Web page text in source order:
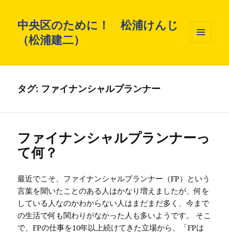
中央区のために！ 松浦けんじ
（松浦建二）
ィジェ
タグ: ファイナンシャルプランナー
ファイナンシャルプランナーっ
て何？
最近でこそ、ファイナンシャルプランナー（FP）という
言葉を聞いたことのある人はかなり増えましたが、何を
している人なのかわからない人はまだまだ多く、今まで
の生活で何も関わりがなかった人も多いようです。 そこ
で、FPの仕事を10年以上続けてきた立場から、「FPは